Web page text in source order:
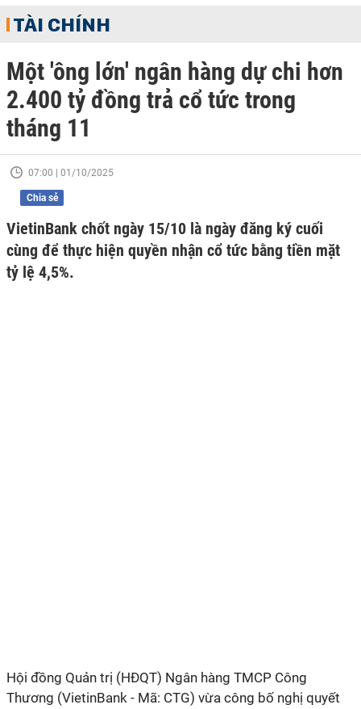
TÀI CHÍNH
Một 'ông lớn' ngân hàng dự chi hơn
2.400 tỷ đồng trả cổ tức trong
tháng 11
07:00 | 01/10/2025
Chia sẻ
VietinBank chốt ngày 15/10 là ngày đăng ký cuối
cùng để thực hiện quyền nhận cổ tức bằng tiền mặt
tỷ lệ 4,5%.
Hội đồng Quản trị (HĐQT) Ngân hàng TMCP Công
Thương (VietinBank - Mã: CTG) vừa công bố nghị quyết